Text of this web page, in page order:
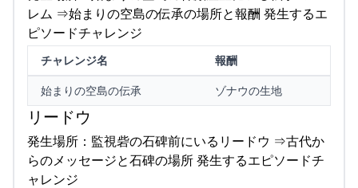
レム ⇒始まりの空島の伝承の場所と報酬 発生するエ
ピソードチャレンジ
チャレンジ名
報酬
始まりの空島の伝承
ゾナウの生地
リードウ
発生場所：監視砦の石碑前にいるリードウ ⇒古代か
らのメッセージと石碑の場所 発生するエピソードチ
ャレンジ